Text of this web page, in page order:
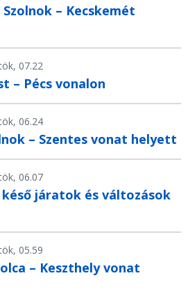
– Kecskemét
07.22
– Pécs vonalon
06.24
– Szentes vonat helyett
06.07
járatok és változások
05.59
– Keszthely vonat